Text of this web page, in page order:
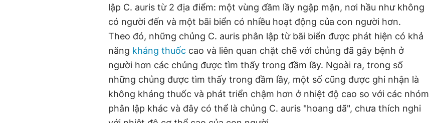
lập C. auris từ 2 địa điểm: một vùng đầm lầy ngập mặn, nơi hầu như không
có người đến và một bãi biển có nhiều hoạt động của con người hơn.
Theo đó, những chủng C. auris phân lập từ bãi biển được phát hiện có khả
năng kháng thuốc cao và liên quan chặt chẽ với chủng đã gây bệnh ở
người hơn các chủng được tìm thấy trong đầm lầy. Ngoài ra, trong số
những chủng được tìm thấy trong đầm lầy, một số cũng được ghi nhận là
không kháng thuốc và phát triển chậm hơn ở nhiệt độ cao so với các nhóm
phân lập khác và đây có thể là chủng C. auris "hoang dã", chưa thích nghi